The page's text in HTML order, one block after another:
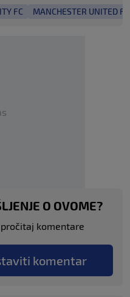
FC MANCHESTER UNITED FC
O OVOME?
komentare
komentar